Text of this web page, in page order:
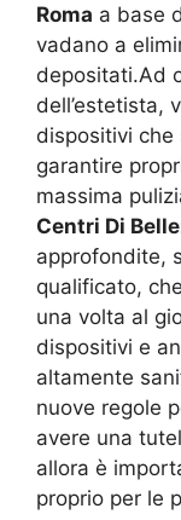
Roma a base
vadano a
depositati.Ad
dell’estetista,
dispositivi che
garantire
massima
Centri Di
approfondite,
qualificato,
una volta al
dispositivi e
altamente
nuove regole
avere una
allora è
proprio per le